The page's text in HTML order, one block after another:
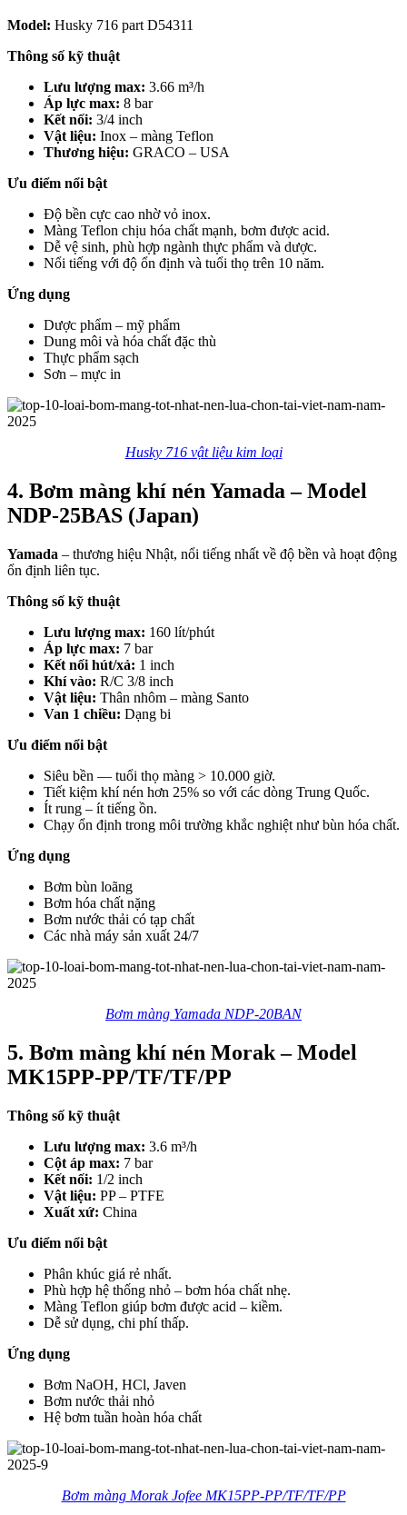
Model: Husky 716 part D54311
Thông số kỹ thuật
Lưu lượng max: 3.66 m³/h
Áp lực max: 8 bar
Kết nối: 3/4 inch
Vật liệu: Inox – màng Teflon
Thương hiệu: GRACO – USA
Ưu điểm nổi bật
Độ bền cực cao nhờ vỏ inox.
Màng Teflon chịu hóa chất mạnh, bơm được acid.
Dễ vệ sinh, phù hợp ngành thực phẩm và dược.
Nổi tiếng với độ ổn định và tuổi thọ trên 10 năm.
Ứng dụng
Dược phẩm – mỹ phẩm
Dung môi và hóa chất đặc thù
Thực phẩm sạch
Sơn – mực in
Husky 716 vật liệu kim loại
4. Bơm màng khí nén Yamada – Model
NDP-25BAS (Japan)
Yamada – thương hiệu Nhật, nổi tiếng nhất về độ bền và hoạt động
ổn định liên tục.
Thông số kỹ thuật
Lưu lượng max: 160 lít/phút
Áp lực max: 7 bar
Kết nối hút/xả: 1 inch
Khí vào: R/C 3/8 inch
Vật liệu: Thân nhôm – màng Santo
Van 1 chiều: Dạng bi
Ưu điểm nổi bật
Siêu bền — tuổi thọ màng > 10.000 giờ.
Tiết kiệm khí nén hơn 25% so với các dòng Trung Quốc.
Ít rung – ít tiếng ồn.
Chạy ổn định trong môi trường khắc nghiệt như bùn hóa chất.
Ứng dụng
Bơm bùn loãng
Bơm hóa chất nặng
Bơm nước thải có tạp chất
Các nhà máy sản xuất 24/7
Bơm màng Yamada NDP-20BAN
5. Bơm màng khí nén Morak – Model
MK15PP-PP/TF/TF/PP
Thông số kỹ thuật
Lưu lượng max: 3.6 m³/h
Cột áp max: 7 bar
Kết nối: 1/2 inch
Vật liệu: PP – PTFE
Xuất xứ: China
Ưu điểm nổi bật
Phân khúc giá rẻ nhất.
Phù hợp hệ thống nhỏ – bơm hóa chất nhẹ.
Màng Teflon giúp bơm được acid – kiềm.
Dễ sử dụng, chi phí thấp.
Ứng dụng
Bơm NaOH, HCl, Javen
Bơm nước thải nhỏ
Hệ bơm tuần hoàn hóa chất
Bơm màng Morak Jofee MK15PP-PP/TF/TF/PP